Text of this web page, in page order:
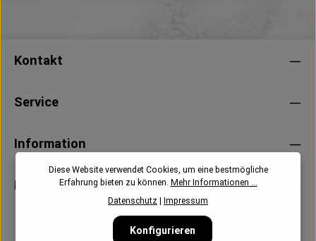
Kontakt
Service
Information
Newsletter
Diese Website verwendet Cookies, um eine bestmögliche
Erfahrung bieten zu können. Mehr Informationen ...
Datenschutz
Impressum
Konfigurieren